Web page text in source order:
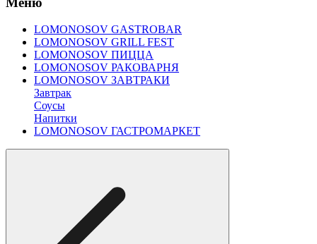
LOMONOSOV GASTROBAR
LOMONOSOV GRILL FEST
LOMONOSOV ПИЦЦА
LOMONOSOV РАКОВАРНЯ
LOMONOSOV ЗАВТРАКИ
Завтрак
Соусы
Напитки
LOMONOSOV ГАСТРОМАРКЕТ